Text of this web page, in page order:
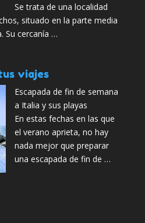
Se trata de una localidad
situado en la parte media
Su cercanía …
viajes
Escapada de fin de semana
a Italia y sus playas
En estas fechas en las que
el verano aprieta, no hay
nada mejor que preparar
una escapada de fin de …